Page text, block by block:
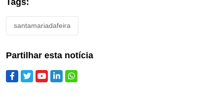
Tags:
santamariadafeira
Partilhar esta notícia